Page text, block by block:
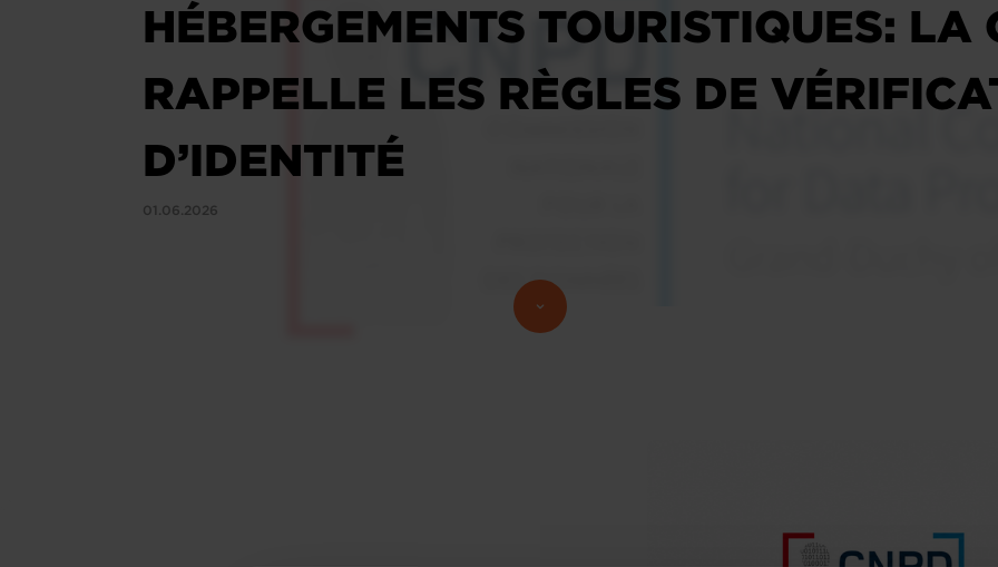
HÉBERGEMENTS TOURISTIQUES: LA
RAPPELLE LES RÈGLES DE
D’IDENTITÉ
01.06.2026